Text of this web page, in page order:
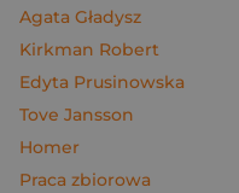
Agata Gładysz
Kirkman Robert
Edyta Prusinowska
Tove Jansson
Homer
Praca zbiorowa